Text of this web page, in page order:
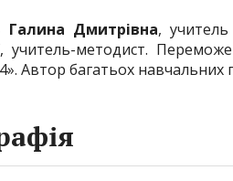
Галина Дмитрівна, учитель
учитель-методист.
Автор багатьох